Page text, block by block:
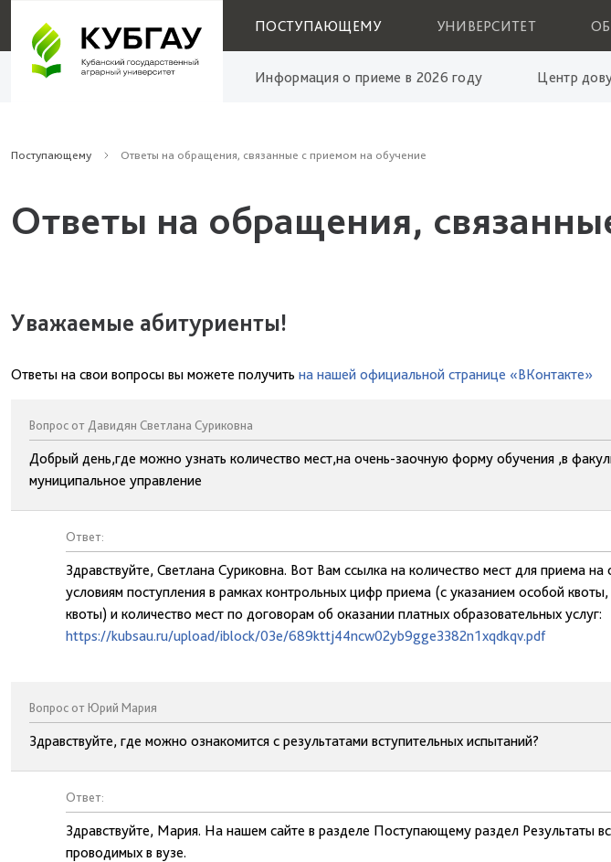
ПОСТУПАЮЩЕМУ УНИВЕРСИТЕТ
Информация о приеме в 2026 году Центр
Поступающему Ответы на обращения, связанные с приемом на обучение
Ответы на обращения,
Уважаемые абитуриенты!
Ответы на свои вопросы вы можете получить на нашей официальной странице «ВКонтакте»
Вопрос от Давидян Светлана Суриковна
Добрый день,где можно узнать количество мест,на очень-заочную форму обучения ,в
муниципальное управление
Ответ:
Здравствуйте, Светлана Суриковна. Вот Вам ссылка на количество мест для приема
условиям поступления в рамках контрольных цифр приема (с указанием особой
квоты) и количество мест по договорам об оказании платных образовательных услуг:
https://kubsau.ru/upload/iblock/03e/689kttj44ncw02yb9gge3382n1xqdkqv.pdf
Вопрос от Юрий Мария
Здравствуйте, где можно ознакомится с результатами вступительных испытаний?
Ответ:
Здравствуйте, Мария. На нашем сайте в разделе Поступающему раздел Результаты
проводимых в вузе.